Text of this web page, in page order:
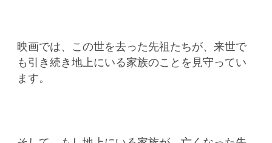
映画では、この世を去った先祖たちが、来世で
も引き続き地上にいる家族のことを見守ってい
ます。